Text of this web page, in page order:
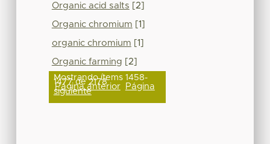
Organic acid salts [2]
Organic chromium [1]
organic chromium [1]
Organic farming [2]
Mostrando ítems 1458-
1477 de 2178
Página anterior Página
siguiente